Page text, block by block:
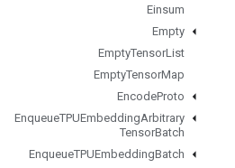
Einsum
Empty
EmptyTensorList
EmptyTensorMap
EncodeProto
EnqueueTPUEmbeddingArbitrary
TensorBatch
EnqueueTPUEmbeddingBatch